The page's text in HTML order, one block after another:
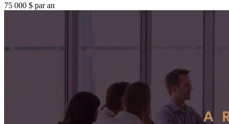
75 000 $ par an